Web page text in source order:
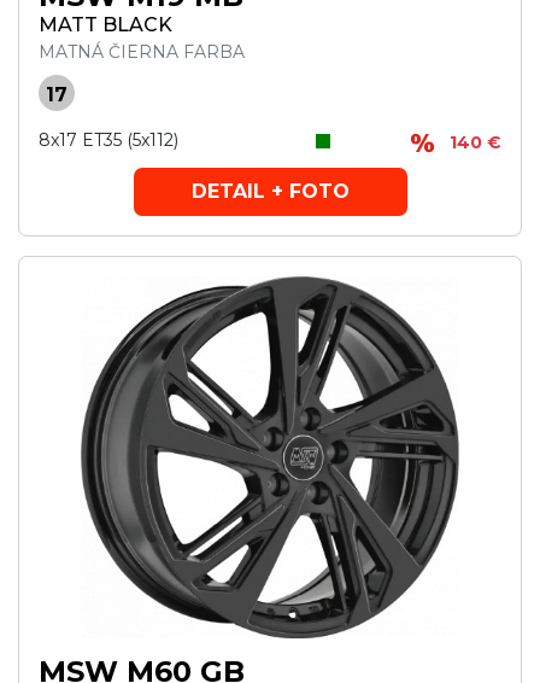
MATT BLACK
MATNÁ ČIERNA FARBA
17
8x17 ET35 (5x112) 140 €
DETAIL + FOTO
MSW M60 GB